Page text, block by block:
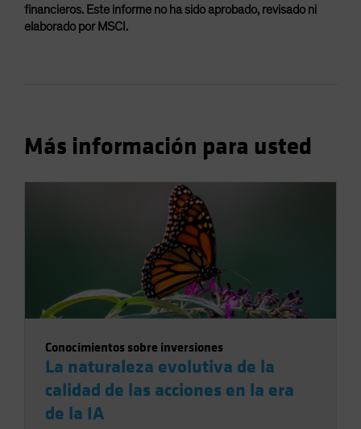
financieros. Este informe no ha sido aprobado, revisado ni
elaborado por MSCI.
Más información para usted
Conocimientos sobre inversiones
La naturaleza evolutiva de la
calidad de las acciones en la era
de la IA